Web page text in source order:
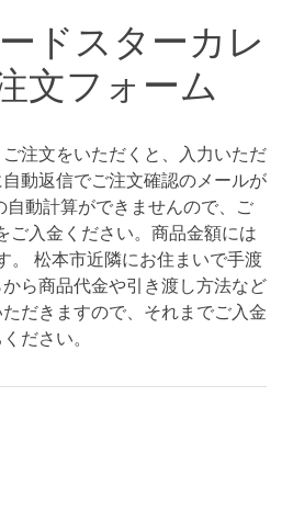
ドスターカレ
文フォーム
注文をいただくと、入力いただ
動返信でご注文確認のメールが
自動計算ができませんので、ご
ご入金ください。商品金額には
。 松本市近隣にお住まいで手渡
ら商品代金や引き渡し方法など
だきますので、それまでご入金
ださい。